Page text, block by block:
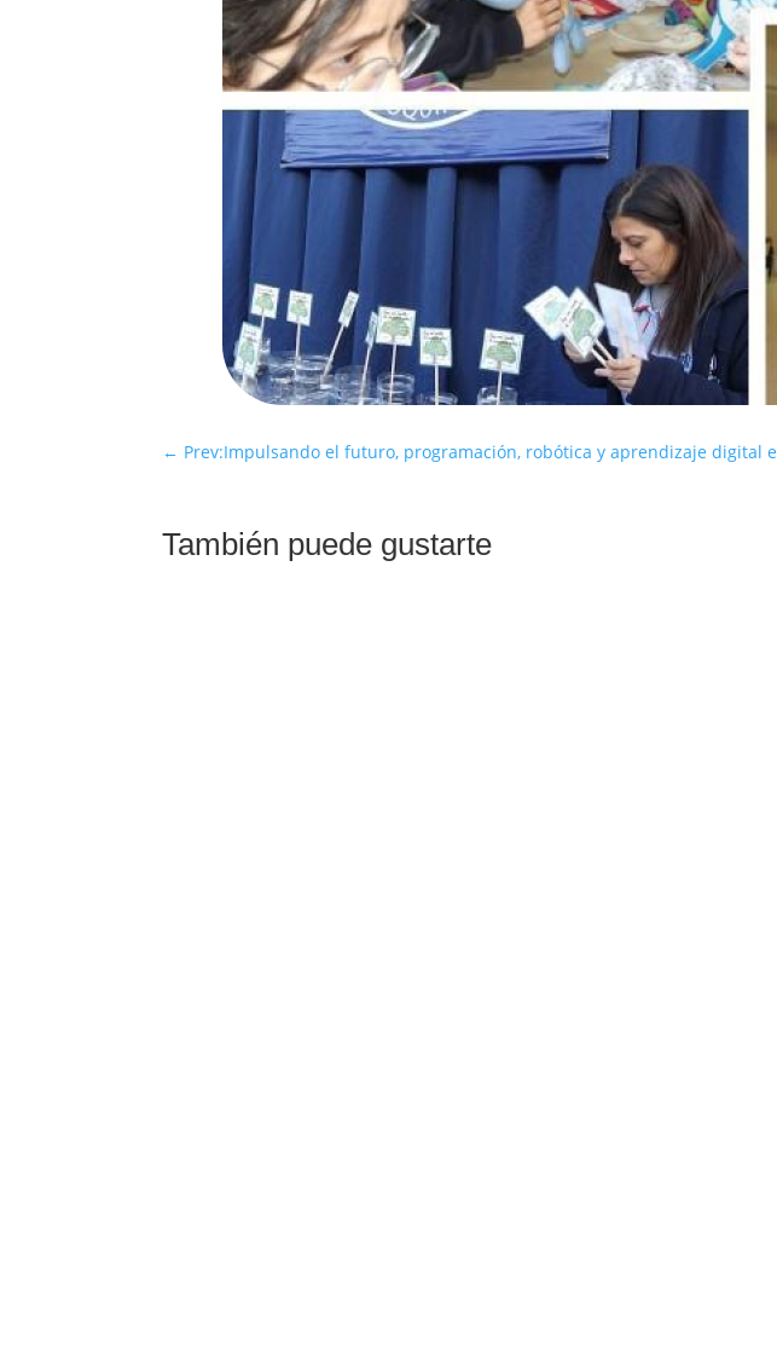
← Prev:Impulsando el futuro, programación, robótica y aprendizaje digital
También puede gustarte